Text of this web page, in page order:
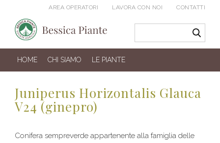
AREA OPERATORI LAVORA CON NOI CONTATTI
HOME CHI SIAMO LE PIANTE
Juniperus Horizontalis Glauca
V24 (ginepro)
Conifera sempreverde appartenente alla famiglia delle